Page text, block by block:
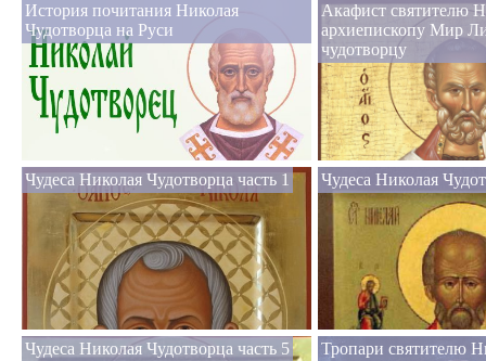
История почитания Николая
Чудотворца на Руси
Акафист святителю
архиепископу Мир
чудотворцу
Чудеса Николая Чудотворца часть 1 Чудеса Николая
Чудеса Николая Чудотворца часть 5
Тропари святителю